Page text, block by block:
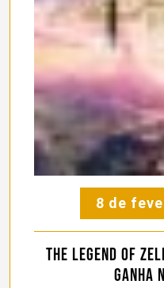
8 de
The Legend of
ganha